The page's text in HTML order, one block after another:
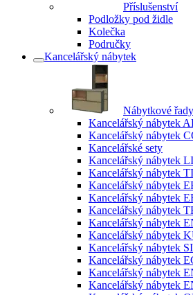
Příslušenství
Podložky pod židle
Kolečka
Područky
Kancelářský nábytek
Nábytkové řady
Kancelářský nábytek
Kancelářský nábytek
Kancelářské sety
Kancelářský nábytek
Kancelářský nábytek
Kancelářský nábytek
Kancelářský nábytek
Kancelářský nábytek
Kancelářský nábytek
Kancelářský nábytek
Kancelářský nábytek
Kancelářský nábytek
Kancelářský nábytek
Kancelářský nábytek